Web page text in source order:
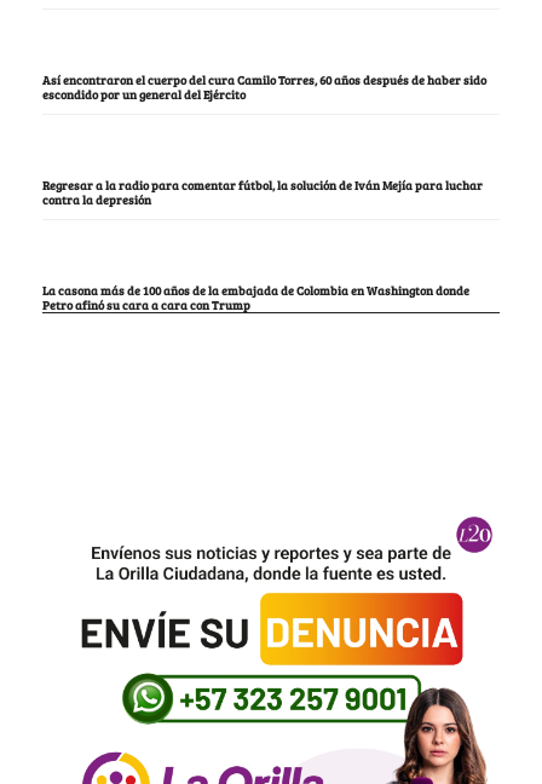
Así encontraron el cuerpo del cura Camilo Torres, 60 años después de haber sido
escondido por un general del Ejército
Regresar a la radio para comentar fútbol, la solución de Iván Mejía para luchar
contra la depresión
La casona más de 100 años de la embajada de Colombia en Washington donde
Petro afinó su cara a cara con Trump